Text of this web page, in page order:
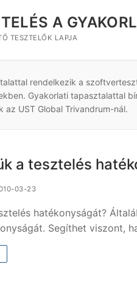
A
TESZTELŐK LAPJA
rendelkezik a
Gyakorlati tapasztalattal
UST Global Trivandrum-nál.
a tesztelés
03-23
hatékonyságát?
Segíthet viszont,